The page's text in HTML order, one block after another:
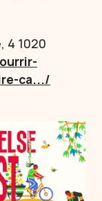
4 1020
ca.../